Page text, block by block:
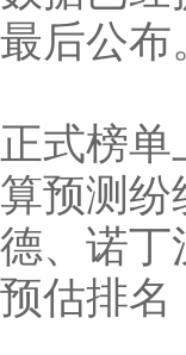
最后公布
正式榜
算预测纷
德、诺丁
预估排名